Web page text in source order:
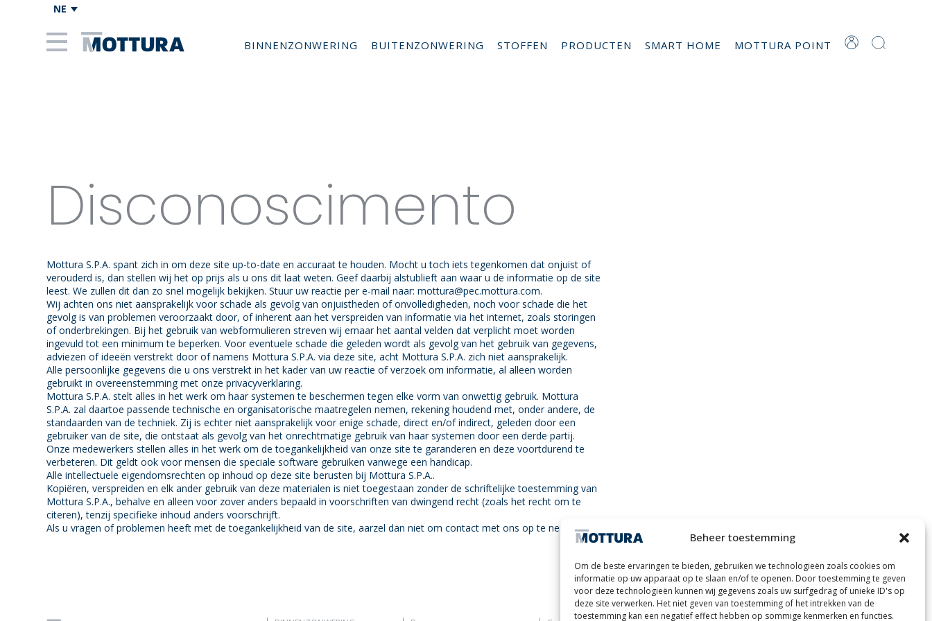
Beheer toestemming
Om de beste ervaringen te bieden, gebruiken we technologieën zoals cookies om
informatie op uw apparaat op te slaan en/of te openen. Door toestemming te geven
voor deze technologieën kunnen wij gegevens zoals uw surfgedrag of unieke ID's op
deze site verwerken. Het niet geven van toestemming of het intrekken van de
toestemming kan een negatief effect hebben op sommige kenmerken en functies.
NE
BINNENZONWERING BUITENZONWERING STOFFEN PRODUCTEN SMART HOME MOTTURA POINT
Disconoscimento
Mottura S.P.A. spant zich in om deze site up-to-date en accuraat te houden. Mocht u toch iets tegenkomen dat onjuist of
verouderd is, dan stellen wij het op prijs als u ons dit laat weten. Geef daarbij alstublieft aan waar u de informatie op de site
leest. We zullen dit dan zo snel mogelijk bekijken. Stuur uw reactie per e-mail naar:mottura@pec.mottura.com.
Wij achten ons niet aansprakelijk voor schade als gevolg van onjuistheden of onvolledigheden, noch voor schade die het
gevolg is van problemen veroorzaakt door, of inherent aan het verspreiden van informatie via het internet, zoals storingen
of onderbrekingen. Bij het gebruik van webformulieren streven wij ernaar het aantal velden dat verplicht moet worden
ingevuld tot een minimum te beperken. Voor eventuele schade die geleden wordt als gevolg van het gebruik van gegevens,
adviezen of ideeën verstrekt door of namens Mottura S.P.A. via deze site, acht Mottura S.P.A. zich niet aansprakelijk.
Alle persoonlijke gegevens die u ons verstrekt in het kader van uw reactie of verzoek om informatie, al alleen worden
gebruikt in overeenstemming met onze privacyverklaring.
Mottura S.P.A. stelt alles in het werk om haar systemen te beschermen tegen elke vorm van onwettig gebruik. Mottura
S.P.A. zal daartoe passende technische en organisatorische maatregelen nemen, rekening houdend met, onder andere, de
standaarden van de techniek. Zij is echter niet aansprakelijk voor enige schade, direct en/of indirect, geleden door een
gebruiker van de site, die ontstaat als gevolg van het onrechtmatige gebruik van haar systemen door een derde partij.
Onze medewerkers stellen alles in het werk om de toegankelijkheid van onze site te garanderen en deze voortdurend te
verbeteren. Dit geldt ook voor mensen die speciale software gebruiken vanwege een handicap.
Alle intellectuele eigendomsrechten op inhoud op deze site berusten bij Mottura S.P.A..
Kopiëren, verspreiden en elk ander gebruik van deze materialen is niet toegestaan zonder de schriftelijke toestemming van
Mottura S.P.A., behalve en alleen voor zover anders bepaald in voorschriften van dwingend recht (zoals het recht om te
citeren), tenzij specifieke inhoud anders voorschrijft.
Als u vragen of problemen heeft met de toegankelijkheid van de site, aarzel dan niet om contact met ons op te nemen.